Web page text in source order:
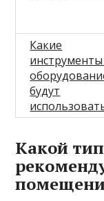
Какие
будут
Какой